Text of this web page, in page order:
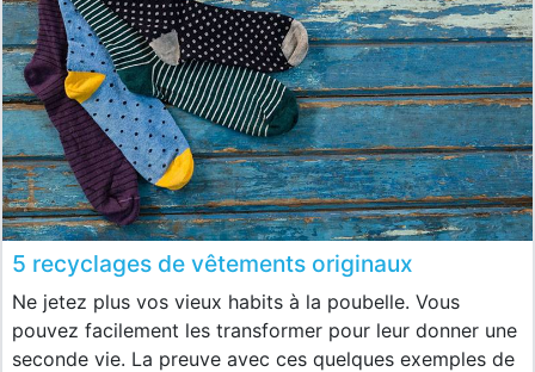
5 recyclages de vêtements originaux
Ne jetez plus vos vieux habits à la poubelle. Vous
pouvez facilement les transformer pour leur donner une
seconde vie. La preuve avec ces quelques exemples de